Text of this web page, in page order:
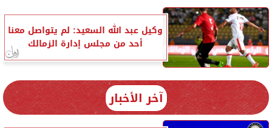
وكيل عبد الله السعيد: لم يتواصل معنا
أحد من مجلس إدارة الزمالك
آخر الأخبار